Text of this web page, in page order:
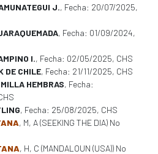
J., Fecha: 20/07/2025,
, Fecha: 01/09/2024,
I., Fecha: 02/05/2025, CHS
DE CHILE, Fecha: 21/11/2025, CHS
HEMBRAS, Fecha:
, Fecha: 25/08/2025, CHS
, M, A (SEEKING THE DIA) No
, H, C (MANDALOUN (USA)) No